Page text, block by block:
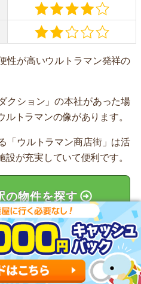
性が高いウルトラマン発祥の
クション」の本社があった場
トラマンの像があります。
「ウルトラマン商店街」は活
が充実していて便利です。
の物件を探す